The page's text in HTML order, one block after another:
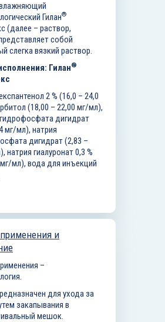
Гилан®
(далее – раствор,
собой
слегка вязкий раствор.
Гилан®
2 % (16,0 – 24,0
(18,00 – 22,00 мг/мл),
дигидрат
мг/мл), натрия
дигидрат (2,83 –
натрия гиалуронат 0,3 %
мл), вода для инъекций
и
–
для ухода за
закапывания в
мешок.